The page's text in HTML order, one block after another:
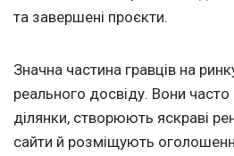
та завершені проєкти.
Значна частина гравців на
реального досвіду. Вони
ділянки, створюють яскраві
сайти й розміщують